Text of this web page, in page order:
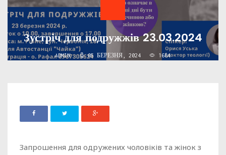
Зустріч для подружжів 23.03.2024
ADMIN 05 БЕРЕЗНЯ, 2024 1684
Запрошення для одружених чоловіків та жінок з